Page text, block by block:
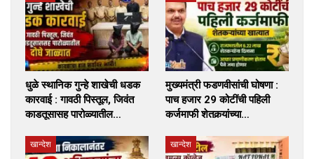
धुळे स्थानिक गुन्हे शाखेची धडक
कारवाई : गावठी पिस्तूल, जिवंत
काडतूसासह पारोळ्यातील…
मुख्यमंत्री फडणवीसांची घोषणा :
पाच हजार 29 कोटींची पहिली
कर्जमाफी शेतकर्‍यांच्या…
खान्देश खान्देश